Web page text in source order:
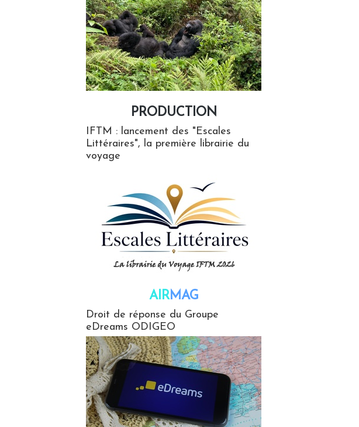
PRODUCTION
IFTM : lancement des "Escales
Littéraires", la première librairie du
voyage
AIRMAG
Droit de réponse du Groupe
eDreams ODIGEO